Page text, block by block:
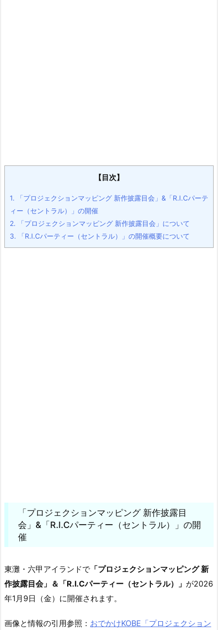
【目次】
1. 「プロジェクションマッピング 新作披露目会」&「R.I.Cパーテ
ィー（セントラル）」の開催
2. 「プロジェクションマッピング 新作披露目会」について
3. 「R.I.Cパーティー（セントラル）」の開催概要について
「プロジェクションマッピング 新作披露目
会」&「R.I.Cパーティー（セントラル）」の開
催
東灘・六甲アイランドで「プロジェクションマッピング 新
作披露目会」＆「R.I.Cパーティー（セントラル）」 が2026
年1月9日（金）に開催されます。
画像と情報の引用参照： おでかけKOBE「プロジェクション